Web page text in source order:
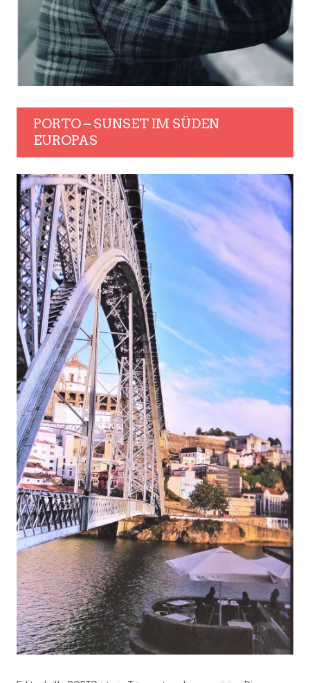
PORTO – SUNSET IM SÜDEN
EUROPAS